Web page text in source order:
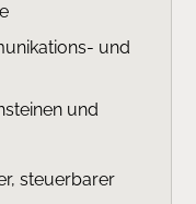
und
und
steuerbarer